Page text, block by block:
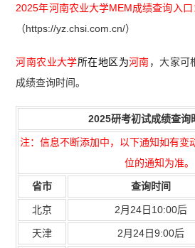
类联考综合能力真题及答案【完
2025年河南农业大学MEM成绩查询入口
（https://yz.chsi.com.cn/）
河南农业大学所在地区为河南，大家可
成绩查询时间。
2025研考初试成绩查询
注：信息不断添加中，以下通知如有变
位的通知为准。
省市 查询时间
北京 2月24日10:00后
天津 2月24日9:00后